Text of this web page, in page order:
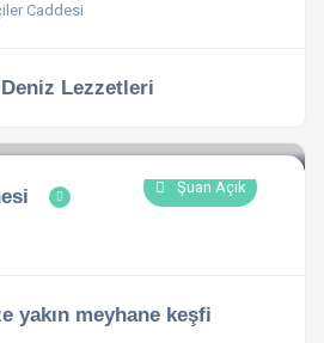
Caddesi
Deniz Lezzetleri
Şuan Açık
yakın meyhane keşfi